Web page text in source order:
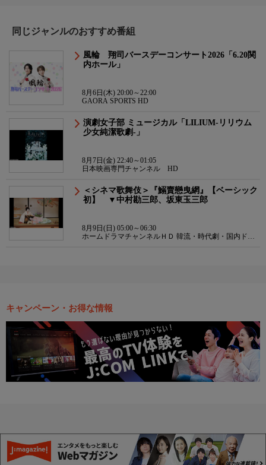
同じジャンルのおすすめ番組
風輪 翔司バースデーコンサート2026「6.20関
内ホール」
8月6日(木) 20:00～22:00
GAORA SPORTS HD
演劇女子部 ミュージカル「LILIUM-リリウム
少女純潔歌劇-」
8月7日(金) 22:40～01:05
日本映画専門チャンネル HD
＜シネマ歌舞伎＞『鰯賣戀曳網』【ベーシック
初】 ▼中村勘三郎、坂東玉三郎
8月9日(日) 05:00～06:30
ホームドラマチャンネルＨＤ 韓流・時代劇・国内ドラ
キャンペーン・お得な情報